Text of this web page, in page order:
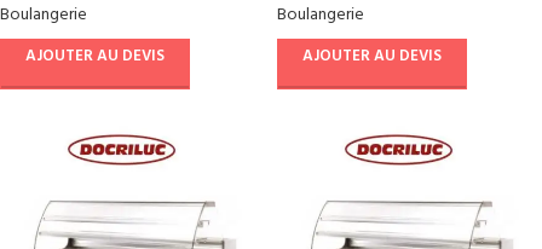
Boulangerie
AJOUTER AU DEVIS
Boulangerie
AJOUTER AU DEVIS